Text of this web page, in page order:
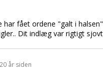
fået ordene "galt i
Dit indlæg var rigtigt
år siden